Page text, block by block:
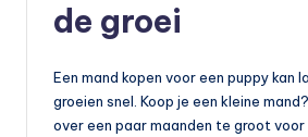
de groei
Een mand kopen voor een puppy kan
groeien snel. Koop je een kleine
over een paar maanden te groot voor